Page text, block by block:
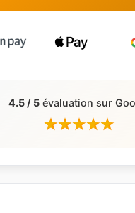
4.5 / 5évaluation sur